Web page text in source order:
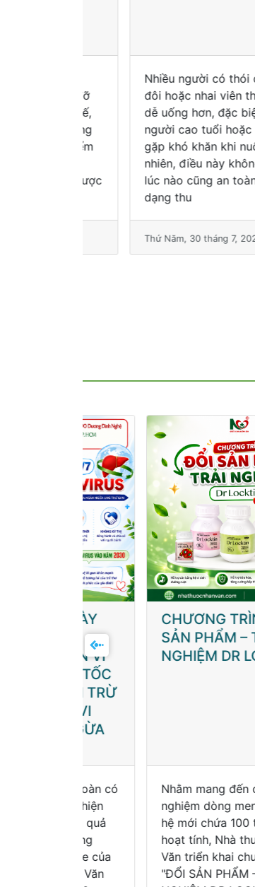
Nhiều người có thói quen bẻ
đôi hoặc nhai viên thuốc để
dễ uống hơn, đặc biệt là
người cao tuổi hoặc trẻ lớn
gặp khó khăn khi nuốt. Tuy
nhiên, điều này không phải
lúc nào cũng an toàn. Một số
dạng thu
Thứ Năm, 30 tháng 7, 2026
CHƯƠNG TRÌNH ĐỔI
SẢN PHẨM – TRẢI
NGHIỆM DR LOCKTIN
Nhằm mang đến cơ hội trải
nghiệm dòng men uống thế
hệ mới chứa 100 tỷ lợi khuẩn
hoạt tính, Nhà thuốc Nhân
Văn triển khai chương trình:
"ĐỔI SẢN PHẨM – TRẢI